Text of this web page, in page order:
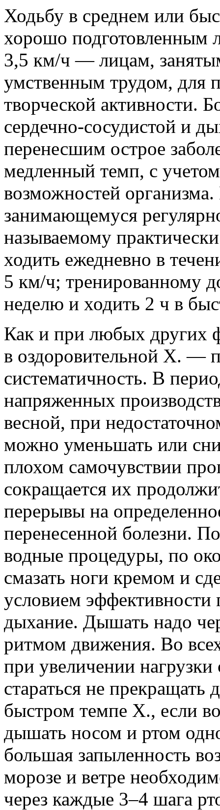
Ходьбу в среднем или
хорошо подготовленным
3,5 км/ч — лицам,
умственным трудом, для
творческой активности.
сердечно-сосудистой и
перенесшим острое
медленный темп, с
возможностей
занимающемуся
называемому
ходить ежедневно в
5 км/ч; тренированному
неделю и ходить 2 ч в
Как и при любых других
в оздоровительной Х. —
систематичность. В
напряженных
весной, при
можно уменьшать или
плохом самочувствии
сокращается их
перерывы на
перенесенной болезни.
водные процедуры, по
смазать ноги кремом и
условием эффективности
дыхание. Дышать надо
ритмом движения. Во
при увеличении
стараться не
быстром темпе Х., если
дышать носом и ртом
большая запыленность
морозе и ветре
через каждые 3–4 шага